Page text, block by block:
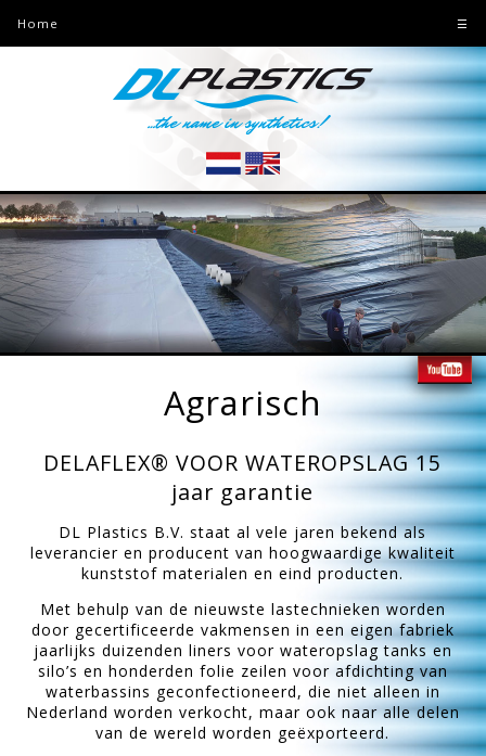
Agrarisch
DELAFLEX® VOOR WATEROPSLAG 15
jaar garantie
DL Plastics B.V. staat al vele jaren bekend als
leverancier en producent van hoogwaardige kwaliteit
kunststof materialen en eind producten.
Met behulp van de nieuwste lastechnieken worden
door gecertificeerde vakmensen in een eigen fabriek
jaarlijks duizenden liners voor wateropslag tanks en
silo’s en honderden folie zeilen voor afdichting van
waterbassins geconfectioneerd, die niet alleen in
Nederland worden verkocht, maar ook naar alle delen
van de wereld worden geëxporteerd.
Home ☰